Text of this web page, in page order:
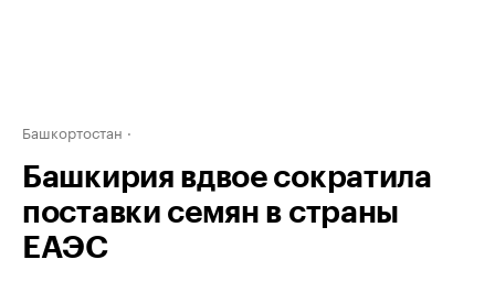
Башкортостан
Башкирия вдвое сократила
поставки семян в страны
ЕАЭС